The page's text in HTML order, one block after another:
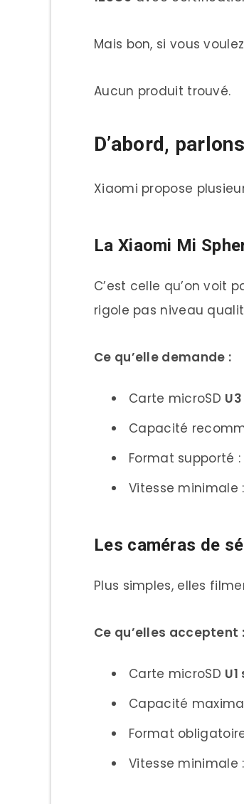
Mais bon, si vous
Aucun produit trouvé.
D’abord,
Xiaomi propose
La Xiaomi Mi
C’est celle qu’on voit
rigole pas niveau
Ce qu’elle demande :
Carte microSD
Capacité
Format supporté :
Vitesse minimale :
Les caméras de
Plus simples, elles
Ce qu’elles acceptent :
Carte microSD
Capacité
Format
Vitesse minimale :